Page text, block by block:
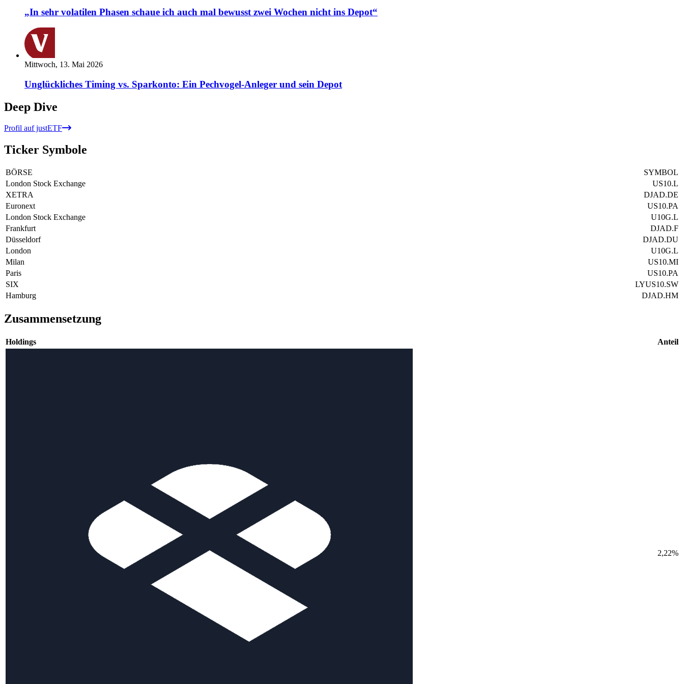
„In sehr volatilen Phasen schaue ich auch mal bewusst zwei Wochen nicht ins Depot“
Mittwoch, 13. Mai 2026
Unglückliches Timing vs. Sparkonto: Ein Pechvogel-Anleger und sein Depot
Deep Dive
Profil auf justETF
Ticker Symbole
BÖRSE
SYMBOL
London Stock Exchange
US10.L
XETRA
DJAD.DE
Euronext
US10.PA
London Stock Exchange
U10G.L
Frankfurt
DJAD.F
Düsseldorf
DJAD.DU
London
U10G.L
Milan
US10.MI
Paris
US10.PA
SIX
LYUS10.SW
Hamburg
DJAD.HM
Zusammensetzung
Holdings Anteil
2,22%